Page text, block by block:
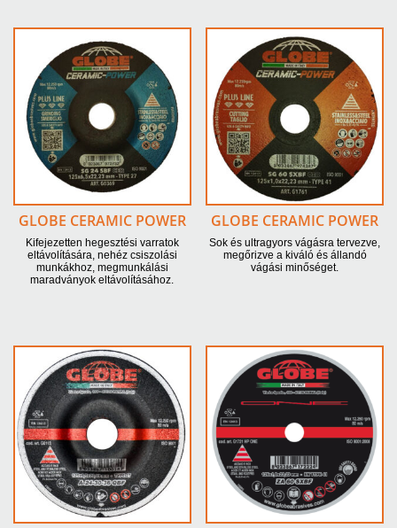
GLOBE CERAMIC POWER
Kifejezetten hegesztési varratok
eltávolítására, nehéz csiszolási
munkákhoz, megmunkálási
maradványok eltávolításához.
GLOBE CERAMIC POWER
Sok és ultragyors vágásra tervezve,
megőrizve a kiváló és állandó
vágási minőséget.